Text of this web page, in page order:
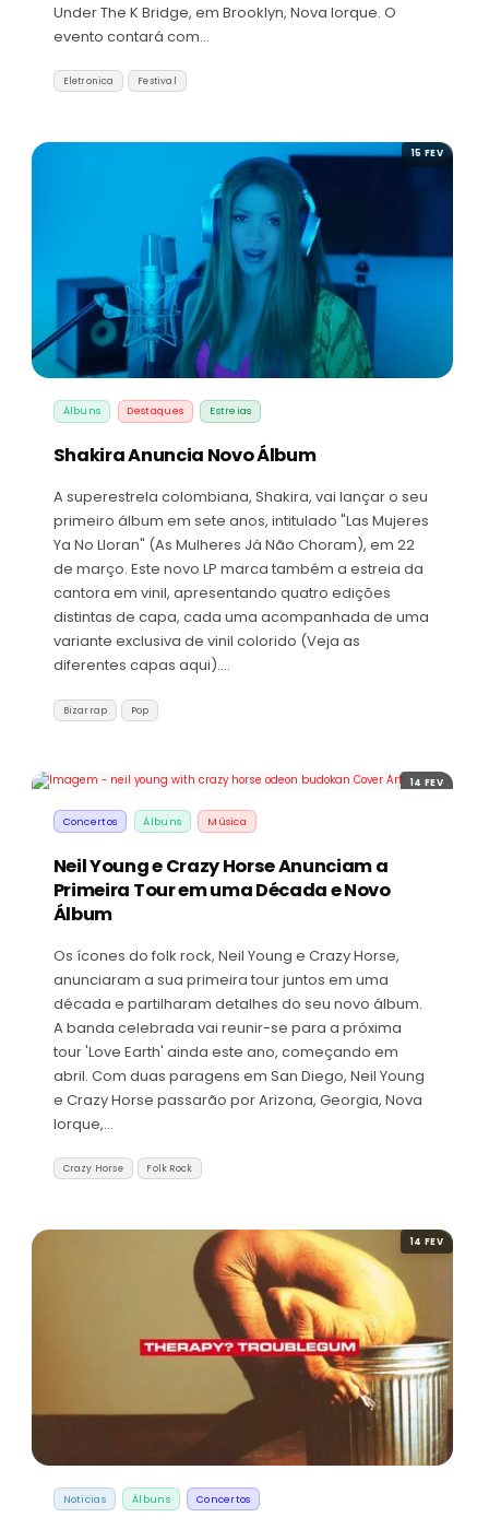
Under The K Bridge, em Brooklyn, Nova Iorque. O
evento contará com…
Eletronica Festival
15 FEV
Álbuns Destaques Estreias
Shakira Anuncia Novo Álbum
A superestrela colombiana, Shakira, vai lançar o seu
primeiro álbum em sete anos, intitulado "Las Mujeres
Ya No Lloran" (As Mulheres Já Não Choram), em 22
de março. Este novo LP marca também a estreia da
cantora em vinil, apresentando quatro edições
distintas de capa, cada uma acompanhada de uma
variante exclusiva de vinil colorido (Veja as
diferentes capas aqui).…
Bizarrap Pop
14 FEV
Concertos Álbuns Música
Neil Young e Crazy Horse Anunciam a
Primeira Tour em uma Década e Novo
Álbum
Os ícones do folk rock, Neil Young e Crazy Horse,
anunciaram a sua primeira tour juntos em uma
década e partilharam detalhes do seu novo álbum.
A banda celebrada vai reunir-se para a próxima
tour 'Love Earth' ainda este ano, começando em
abril. Com duas paragens em San Diego, Neil Young
e Crazy Horse passarão por Arizona, Georgia, Nova
Iorque,…
Crazy Horse Folk Rock
14 FEV
Noticias Álbuns Concertos